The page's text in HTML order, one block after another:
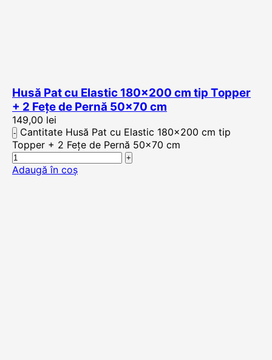
Husă Pat cu Elastic 180×200 cm tip Topper
+ 2 Fețe de Pernă 50×70 cm
149,00 lei
Cantitate Husă Pat cu Elastic 180x200 cm tip
Topper + 2 Fețe de Pernă 50x70 cm
Adaugă în coș